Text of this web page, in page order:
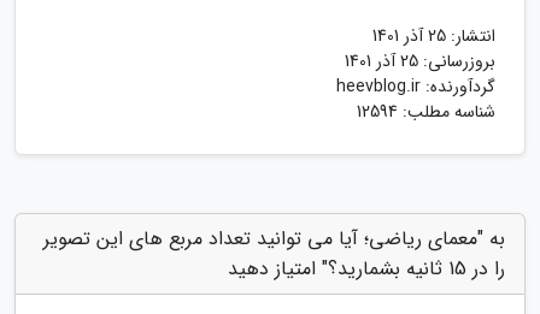
انتشار: 25 آذر 1401
بروزرسانی: 25 آذر 1401
گردآورنده: heevblog.ir
شناسه مطلب: 12594
به "معمای ریاضی؛ آیا می توانید تعداد مربع های این تصویر
را در 15 ثانیه بشمارید؟" امتیاز دهید